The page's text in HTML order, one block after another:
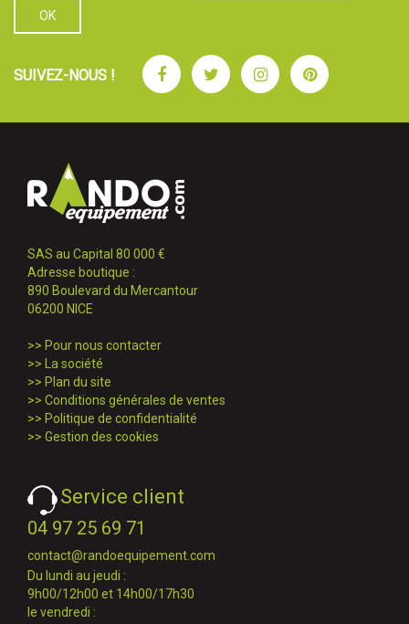
SUIVEZ-NOUS ! FacebookTwitterInstagramPinterest
SAS au Capital 80 000 €
Adresse boutique :
890 Boulevard du Mercantour
06200 NICE
>> Pour nous contacter
>> La société
>> Plan du site
>> Conditions générales de ventes
>> Politique de confidentialité
>> Gestion des cookies
Service client
04 97 25 69 71
contact@randoequipement.com
Du lundi au jeudi :
9h00/12h00 et 14h00/17h30
le vendredi :